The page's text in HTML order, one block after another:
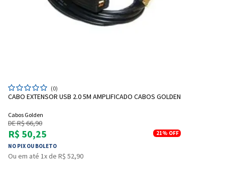
(0)
CABO EXTENSOR USB 2.0 5M AMPLIFICADO CABOS GOLDEN
Cabos Golden
DE R$ 66,90
R$ 50,25
NO PIX OU BOLETO
21% OFF
Ou em até 1x de R$ 52,90